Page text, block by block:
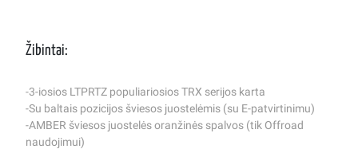
Žibintai:
-3-iosios LTPRTZ populiariosios TRX serijos karta
-Su baltais pozicijos šviesos juostelėmis (su E-patvirtinimu)
-AMBER šviesos juostelės oranžinės spalvos (tik Offroad
naudojimui)